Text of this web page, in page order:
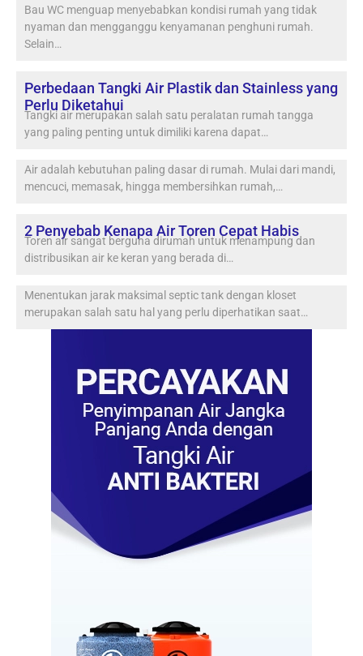
Bau WC menguap menyebabkan kondisi rumah yang tidak
nyaman dan mengganggu kenyamanan penghuni rumah.
Selain…
Perbedaan Tangki Air Plastik dan Stainless yang
Perlu Diketahui
Tangki air merupakan salah satu peralatan rumah tangga
yang paling penting untuk dimiliki karena dapat…
Air adalah kebutuhan paling dasar di rumah. Mulai dari mandi,
mencuci, memasak, hingga membersihkan rumah,…
2 Penyebab Kenapa Air Toren Cepat Habis
Toren air sangat berguna dirumah untuk menampung dan
distribusikan air ke keran yang berada di…
Menentukan jarak maksimal septic tank dengan kloset
merupakan salah satu hal yang perlu diperhatikan saat…